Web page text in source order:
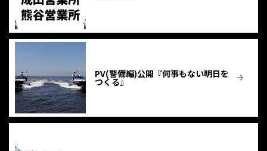
PV(警備編)公開『何事もない明日を
つくる』